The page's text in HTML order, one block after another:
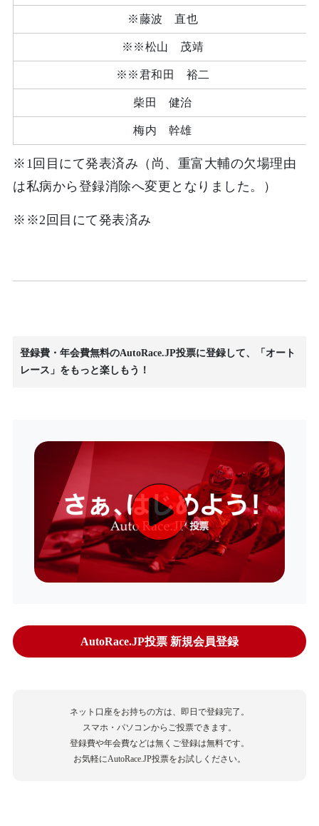
※藤波 直也
※ ※松山 茂靖
※ ※君和田 裕二
柴田 健治
梅内 幹雄
※1回目にて発表済み（尚、重富大輔の欠場理由
は私病から登録消除へ変更となりました。）
※ ※2回目にて発表済み
登録費・年会費無料のAutoRace.JP投票に登録して、「オート
レース」をもっと楽しもう！
AutoRace.JP投票 新規会員登録
ネット口座をお持ちの方は、即日で登録完了。
スマホ・パソコンからご投票できます。
登録費や年会費などは無くご登録は無料です。
お気軽にAutoRace.JP投票をお試しください。